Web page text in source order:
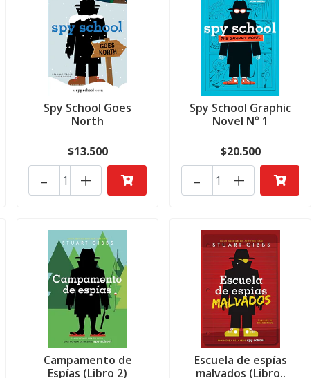
Spy School Goes
North
$13.500
+
-
Spy School Graphic
Novel N° 1
$20.500
+
-
Campamento de
Espías (Libro 2)
Escuela de espías
malvados (Libro..